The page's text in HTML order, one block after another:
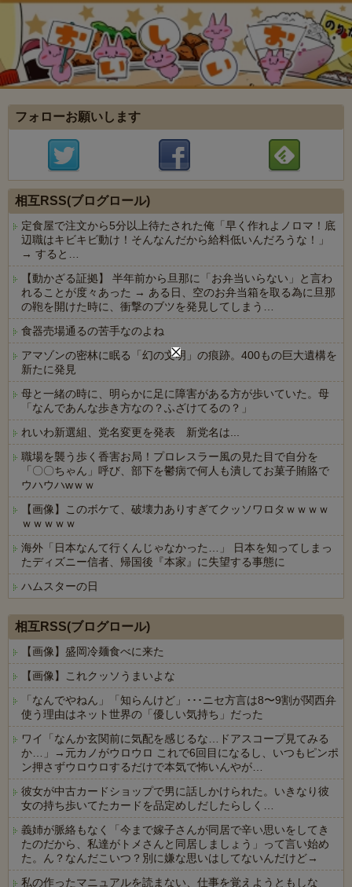
フォローお願いします
相互RSS(ブログロール)
定食屋で注文から5分以上待たされた俺「早く作れよノロマ！底
辺職はキビキビ動け！そんなんだから給料低いんだろうな！」
→ すると…
【動かざる証拠】 半年前から旦那に「お弁当いらない」と言わ
れることが度々あった → ある日、空のお弁当箱を取る為に旦那
の鞄を開けた時に、衝撃のブツを発見してしまう…
食器売場通るの苦手なのよね
アマゾンの密林に眠る「幻の文明」の痕跡。400もの巨大遺構を
新たに発見
母と一緒の時に、明らかに足に障害がある方が歩いていた。母
「なんであんな歩き方なの？ふざけてるの？」
れいわ新選組、党名変更を発表 新党名は...
職場を襲う歩く香害お局！プロレスラー風の見た目で自分を
「〇〇ちゃん」呼び、部下を鬱病で何人も潰してお菓子賄賂で
ウハウハwｗｗ
【画像】このボケて、破壊力ありすぎてクッソワロタｗｗｗｗ
ｗｗｗｗｗ
海外「日本なんて行くんじゃなかった…」 日本を知ってしまっ
たディズニー信者、帰国後『本家』に失望する事態に
ハムスターの日
相互RSS(ブログロール)
【画像】盛岡冷麺食べに来た
【画像】これクッソうまいよな
「なんでやねん」「知らんけど」･･･ニセ方言は8〜9割が関西弁
使う理由はネット世界の「優しい気持ち」だった
ワイ「なんか玄関前に気配を感じるな…ドアスコープ見てみる
か…」→元カノがウロウロ これで6回目になるし、いつもピンポ
ン押さずウロウロするだけで本気で怖いんやが…
彼女が中古カードショップで男に話しかけられた。いきなり彼
女の持ち歩いてたカードを品定めしだしたらしく…
義姉が脈絡もなく「今まで嫁子さんが同居で辛い思いをしてき
たのだから、私達がトメさんと同居しましょう」って言い始め
た。ん？なんだこいつ？別に嫌な思いはしてないんだけど→
私の作ったマニュアルを読まない、仕事を覚えようともしな